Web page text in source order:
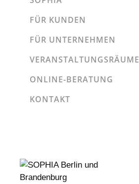
FÜR KUNDEN
FÜR UNTERNEHMEN
VERANSTALTUNGSRÄUME
ONLINE-BERATUNG
KONTAKT